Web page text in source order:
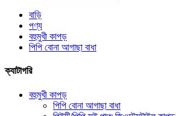
বাড়ি
পণ্য
বহুমুখী কাপড়
পিপি বোনা আগাছা বাধা
ক্যাটাগরি
বহুমুখী কাপড়
পিপি বোনা আগাছা বাধা